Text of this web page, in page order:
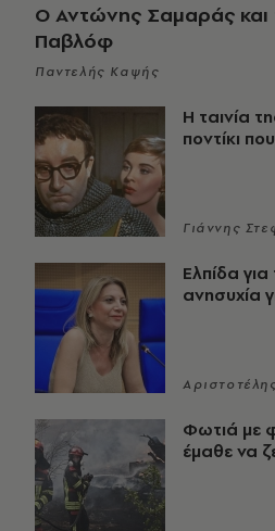
Ο Αντώνης Σαμαράς και
Παβλόφ
Παντελής Καψής
Η ταινία
ποντίκι
Γιάννης
Ελπίδα
ανησυχία
Φωτιά με
έμαθε να